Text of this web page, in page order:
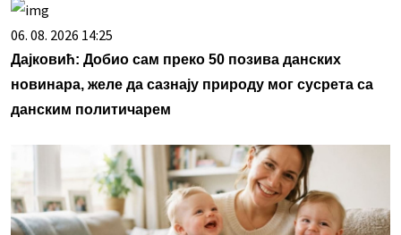
06. 08. 2026 14:25
Дајковић: Добио сам преко 50 позива данских
новинара, желе да сазнају природу мог сусрета са
данским политичарем